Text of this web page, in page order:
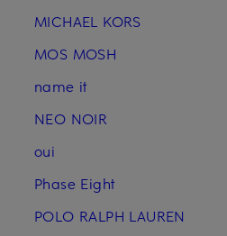
MICHAEL KORS
MOS MOSH
name it
NEO NOIR
oui
Phase Eight
POLO RALPH LAUREN